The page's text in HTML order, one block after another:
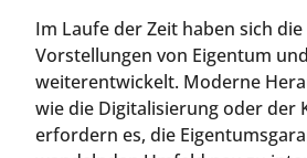
Im Laufe der Zeit haben sich
Vorstellungen von Eigentum
weiterentwickelt. Moderne
wie die Digitalisierung oder der
erfordern es, die